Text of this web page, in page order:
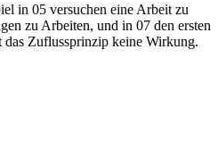
in 05 versuchen eine Arbeit zu
zu Arbeiten, und in 07 den ersten
Zuflussprinzip keine Wirkung.